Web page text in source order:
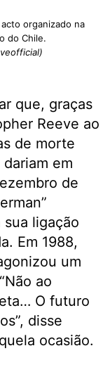
organizado na
do Chile.
que, graças
Reeve ao
de morte
em
de
sua ligação
Em 1988,
um
ao
O futuro
disse
ocasião.